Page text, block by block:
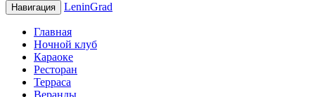
Навигация LeninGrad
Главная
Ночной клуб
Караоке
Ресторан
Терраса
Веранды